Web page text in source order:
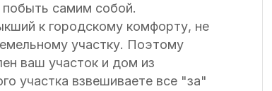
самим собой.
к городскому комфорту, не
участку. Поэтому
ваш участок и дом из
участка взвешиваете все "за"